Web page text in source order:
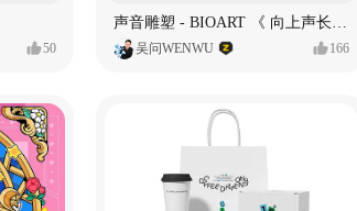
50
声音雕塑 - BIOART 《 向上声长 》
吴问WENWU 166